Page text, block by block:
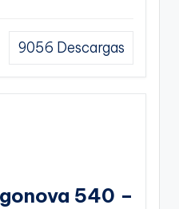
9056 Descargas
540 –